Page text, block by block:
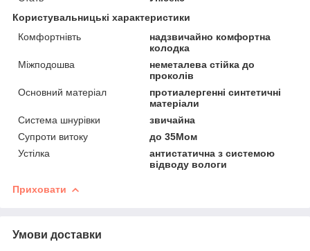
Користувальницькі характеристики
Комфортнівть
надзвичайно комфортна
колодка
Міжподошва
неметалева стійка до
проколів
Основний матеріал
протиалергенні синтетичні
матеріали
Система шнурівки
звичайна
Супроти витоку
до 35Мом
Устілка
антистатична з системою
відводу вологи
Приховати
Умови доставки